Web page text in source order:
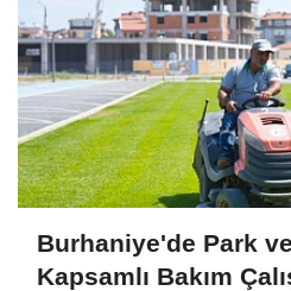
Burhaniye'de Park
Kapsamlı Bakım